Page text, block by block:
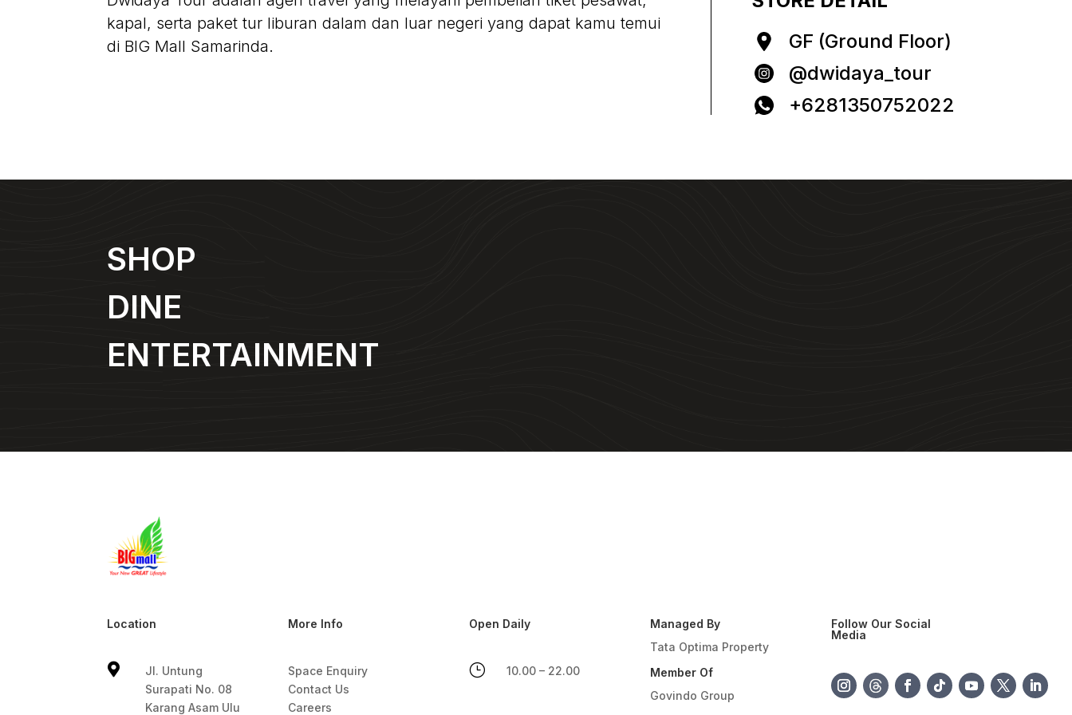
kapal, serta paket tur liburan dalam dan luar negeri yang dapat kamu temui
di BIG Mall Samarinda.
GF (Ground Floor)
@dwidaya_tour
+6281350752022
SHOP
DINE
ENTERTAINMENT
Location

Jl. Untung
Surapati No. 08
Karang Asam Ulu
More Info
Space Enquiry
Contact Us
Careers
Open Daily
} 10.00 – 22.00
Managed By
Tata Optima Property
Member Of
Govindo Group
Follow Our Social
Media